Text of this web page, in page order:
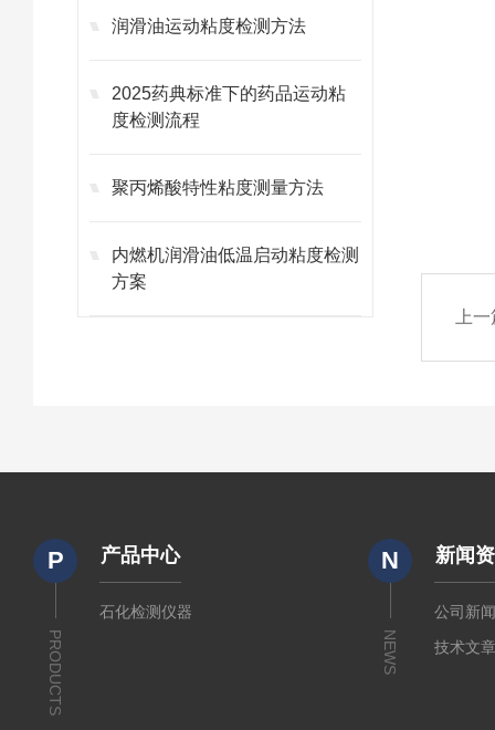
润滑油运动粘度检测方法
2025药典标准下的药品运动粘
度检测流程
聚丙烯酸特性粘度测量方法
内燃机润滑油低温启动粘度检测
方案
上
P
PRODUCTS
产品中心
石化检测仪器
N
NEWS
新闻
公司新
技术文